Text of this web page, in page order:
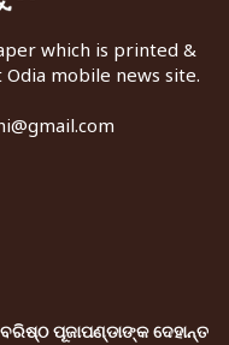
which is printed &
mobile news site.
ପୂଜାପଣ୍ଡାଙ୍କ ଦେହାନ୍ତ